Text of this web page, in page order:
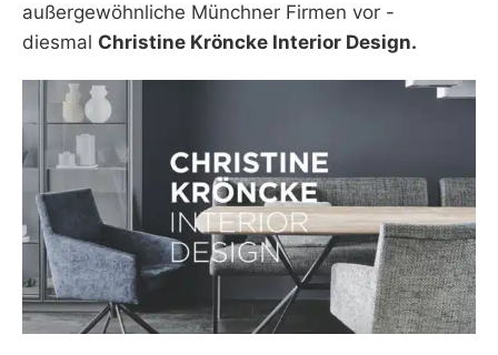
WEBRADIO
außergewöhnliche Münchner Firmen vor -
diesmal Christine Kröncke Interior Design.